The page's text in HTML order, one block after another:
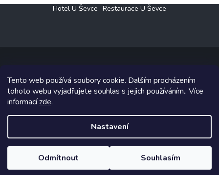
Tento web používá soubory cookie. Dalším procházením
tohoto webu vyjadřujete souhlas s jejich používáním.. Více
informacízde.
Nastavení
Odmítnout Souhlasím
Hotel U Ševce Restaurace U Ševce
Copyright 2026Elektro Klesný s.r.o.. Všechna práva vyhrazena.
Grafický návrh vytvořil a na Shoptet implementoval
Shoptetak.cz.
Vytvořil Shoptet